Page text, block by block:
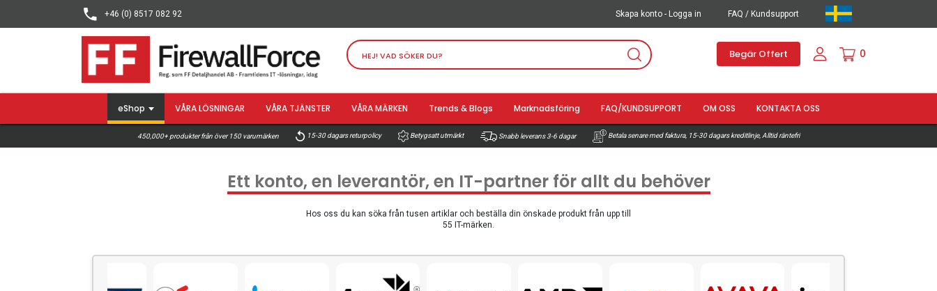
+46 (0) 8517 082 92 Skapa konto - Logga in FAQ / Kundsupport
Begär Offert 0
eShop VÅRA LÖSNINGAR VÅRA TJÄNSTER VÅRA MÄRKEN Trends & Blogs Marknadsföring FAQ/KUNDSUPPORT OM OSS KONTAKTA OSS
450,000+ produkter från över 150 varumärken 15-30 dagars returpolicy Betygsatt utmärkt Snabb leverans 3-6 dagar Betala senare med faktura, 15-30 dagars kreditlinje, Alltid räntefri
Ett konto, en leverantör, en IT-partner för allt du behöver
Hos oss du kan söka från tusen artiklar och beställa din önskade produkt från upp till
55 IT-märken.